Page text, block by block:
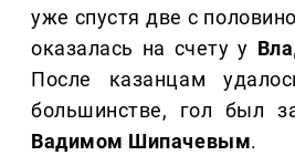
уже спустя две с
оказалась на счету у
После казанцам
большинстве, гол был
Вадимом Шипачевым.